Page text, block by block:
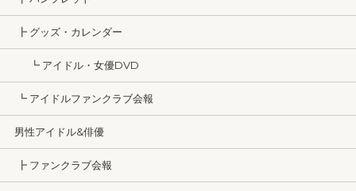
┣ グッズ・カレンダー
┗ アイドル・女優DVD
┗ アイドルファンクラブ会報
男性アイドル&俳優
┣ ファンクラブ会報